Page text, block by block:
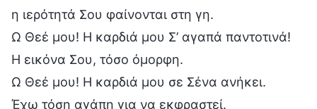
η ιερότητά Σου φαίνονται στη γη.
Ω Θεέ μου! Η καρδιά μου Σ’ αγαπά παντοτινά!
Η εικόνα Σου, τόσο όμορφη.
Ω Θεέ μου! Η καρδιά μου σε Σένα ανήκει.
Έχω τόση αγάπη για να εκφραστεί.